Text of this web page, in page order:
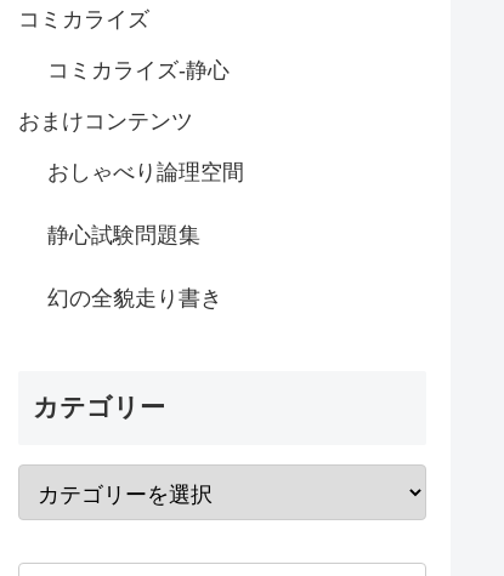
コミカライズ
コミカライズ-静心
おまけコンテンツ
おしゃべり論理空間
静心試験問題集
幻の全貌走り書き
カテゴリー